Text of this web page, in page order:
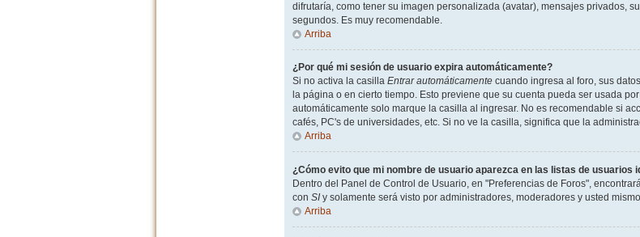
difrutaría, como tener su imagen personalizada (avatar), mensajes privados,
segundos. Es muy recomendable.
Arriba
¿Por qué mi sesión de usuario expira automáticamente?
Si no activa la casilla Entrar automáticamentecuando ingresa al foro, sus
la página o en cierto tiempo. Esto previene que su cuenta pueda ser usada
automáticamente solo marque la casilla al ingresar. No es recomendable si
cafés, PC's de universidades, etc. Si no ve la casilla, significa que la
Arriba
¿Cómo evito que mi nombre de usuario aparezca en las listas de usuarios
Dentro del Panel de Control de Usuario, en "Preferencias de Foros",
con SIy solamente será visto por administradores, moderadores y usted
Arriba